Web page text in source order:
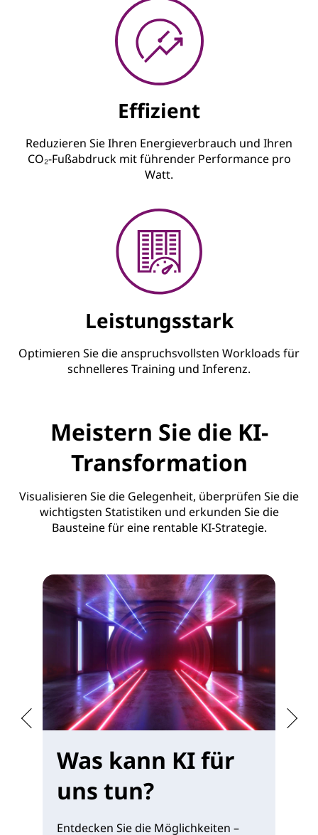
Effizient
Reduzieren Sie Ihren Energieverbrauch und Ihren
CO₂-Fußabdruck mit führender Performance pro
Watt.
Leistungsstark
Optimieren Sie die anspruchsvollsten Workloads für
schnelleres Training und Inferenz.
Meistern Sie die KI-
Transformation
Visualisieren Sie die Gelegenheit, überprüfen Sie die
wichtigsten Statistiken und erkunden Sie die
Bausteine für eine rentable KI-Strategie.
Was kann KI für
uns tun?
Entdecken Sie die Möglichkeiten –